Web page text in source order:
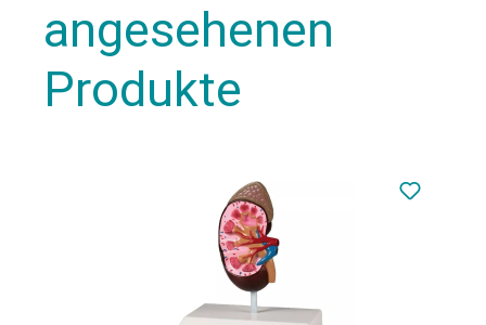
angesehenen
Produkte